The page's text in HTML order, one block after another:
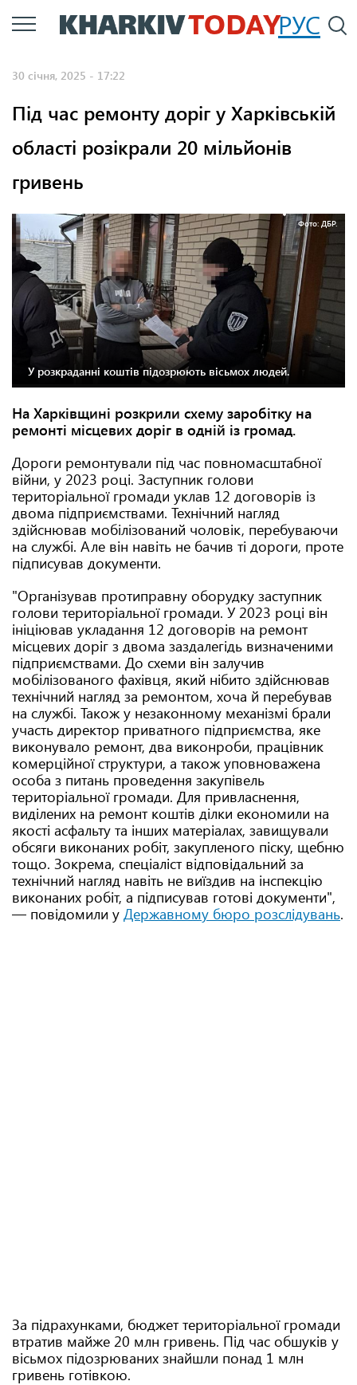
Перейти
до
РУС
30 січня, 2025 - 17:22
Під час ремонту доріг у Харківській
області розікрали 20 мільйонів
гривень
Фото: ДБР.
У розкраданні коштів підозрюють вісьмох людей.
На Харківщині розкрили схему заробітку на
ремонті місцевих доріг в одній із громад.
Дороги ремонтували під час повномасштабної
війни, у 2023 році. Заступник голови
територіальної громади уклав 12 договорів із
двома підприємствами. Технічний нагляд
здійснював мобілізований чоловік, перебуваючи
на службі. Але він навіть не бачив ті дороги, проте
підписував документи.
"Організував протиправну оборудку заступник
голови територіальної громади. У 2023 році він
ініціював укладання 12 договорів на ремонт
місцевих доріг з двома заздалегідь визначеними
підприємствами. До схеми він залучив
мобілізованого фахівця, який нібито здійснював
технічний нагляд за ремонтом, хоча й перебував
на службі. Також у незаконному механізмі брали
участь директор приватного підприємства, яке
виконувало ремонт, два виконроби, працівник
комерційної структури, а також уповноважена
особа з питань проведення закупівель
територіальної громади. Для привласнення,
виділених на ремонт коштів ділки економили на
якості асфальту та інших матеріалах, завищували
обсяги виконаних робіт, закупленого піску, щебню
тощо. Зокрема, спеціаліст відповідальний за
технічний нагляд навіть не виїздив на інспекцію
виконаних робіт, а підписував готові документи",
— повідомили у Державному бюро розслідувань.
За підрахунками, бюджет територіальної громади
втратив майже 20 млн гривень. Під час обшуків у
вісьмох підозрюваних знайшли понад 1 млн
гривень готівкою.